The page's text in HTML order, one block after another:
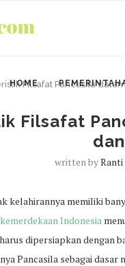
HOMEFilsafat Pancasila
Filsafat
written by
kelahirannya memiliki
Indonesia
dipersiapkan dengan
Pancasila sebagai dasar